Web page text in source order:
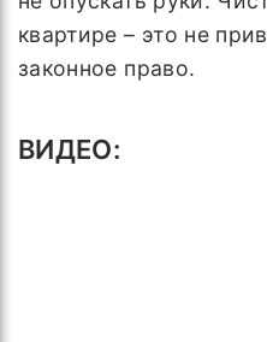
квартире – это не
законное право.
ВИДЕО: